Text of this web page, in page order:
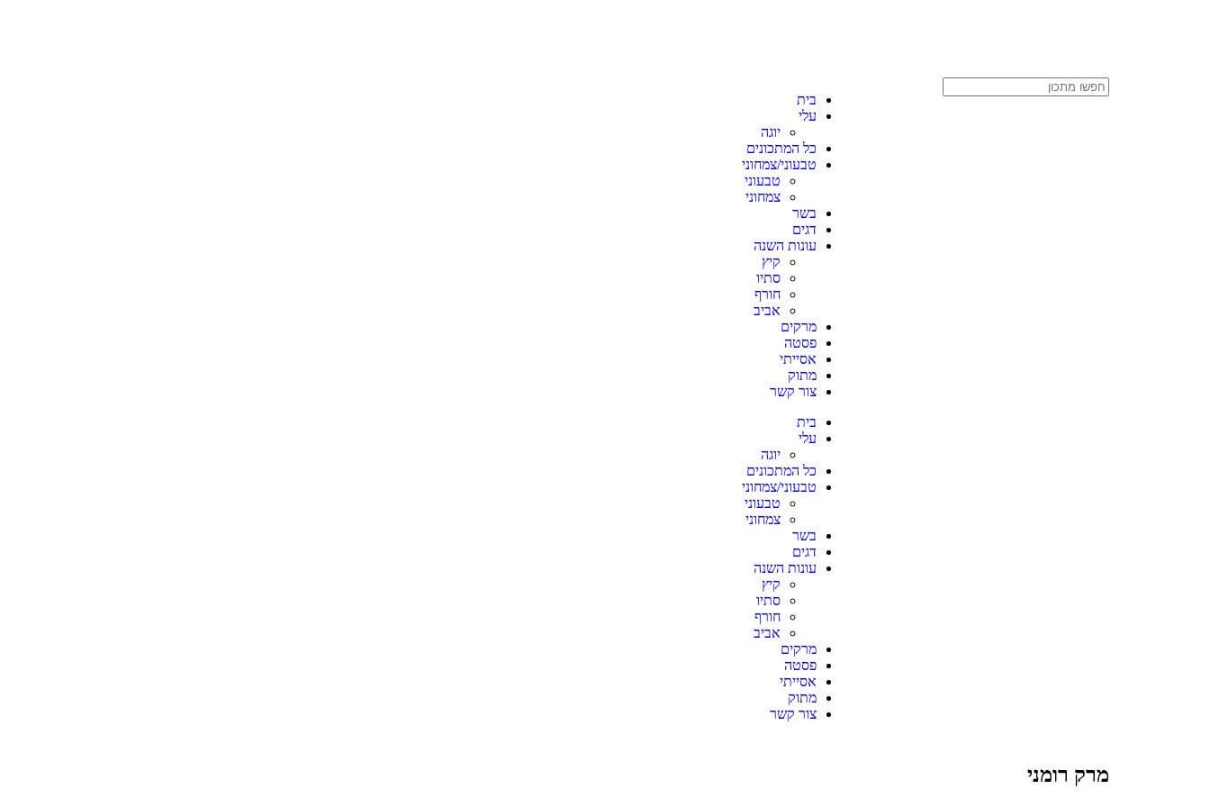
בית
עלי
יוגה
כל המתכונים
טבעוני/צמחוני
טבעוני
צמחוני
בשר
דגים
עונות השנה
קיץ
סתיו
חורף
אביב
מרקים
פסטה
אסייתי
מתוק
צור קשר
בית
עלי
יוגה
כל המתכונים
טבעוני/צמחוני
טבעוני
צמחוני
בשר
דגים
עונות השנה
קיץ
סתיו
חורף
אביב
מרקים
פסטה
אסייתי
מתוק
צור קשר
מרק רומני